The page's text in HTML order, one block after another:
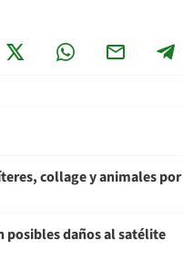
collage y animales por
posibles daños al satélite